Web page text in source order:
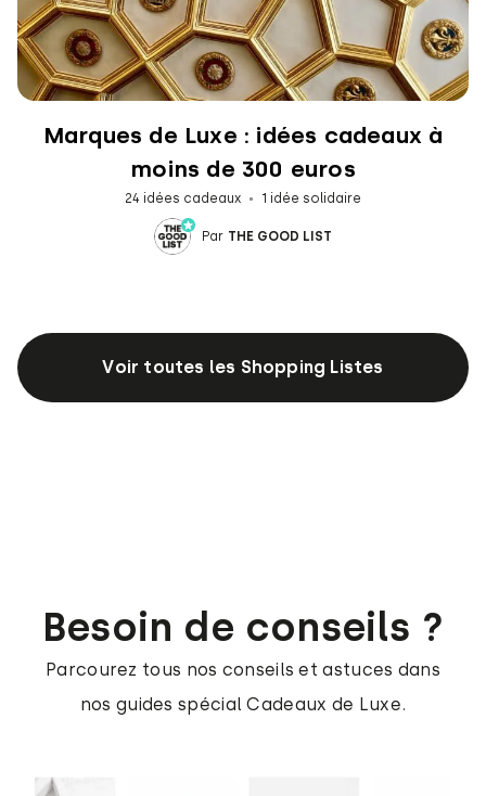
Marques de Luxe : idées cadeaux à
moins de 300 euros
24 idées cadeaux 1 idée solidaire
Par THE GOOD LIST
Voir toutes les Shopping Listes
Besoin de conseils ?
Parcourez tous nos conseils et astuces dans
nos guides spécial Cadeaux de Luxe.